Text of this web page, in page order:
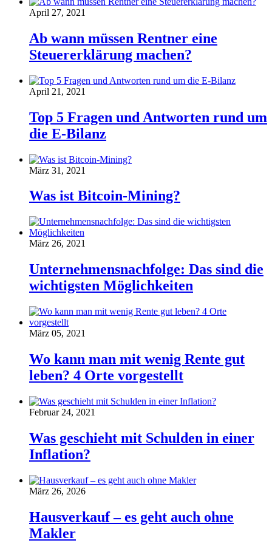
April 27, 2021
Ab wann müssen Rentner eine
Steuererklärung machen?
April 21, 2021
Top 5 Fragen und Antworten rund um
die E-Bilanz
März 31, 2021
Was ist Bitcoin-Mining?
März 26, 2021
Unternehmensnachfolge: Das sind die
wichtigsten Möglichkeiten
März 05, 2021
Wo kann man mit wenig Rente gut
leben? 4 Orte vorgestellt
Februar 24, 2021
Was geschieht mit Schulden in einer
Inflation?
März 26, 2026
Hausverkauf – es geht auch ohne
Makler